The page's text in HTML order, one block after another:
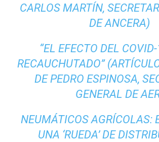
CARLOS MARTÍN,
DE ANCERA)
“EL EFECTO DEL
RECAUCHUTADO”
DE PEDRO ESPINOSA,
GENERAL DE
NEUMÁTICOS AGRÍCOLAS:
UNA ‘RUEDA’ DE